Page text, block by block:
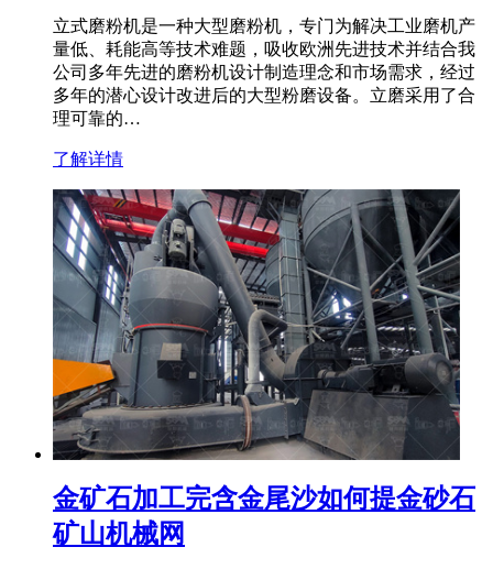
立式磨粉机是一种大型磨粉机，专门为解决工业磨机产
量低、耗能高等技术难题，吸收欧洲先进技术并结合我
公司多年先进的磨粉机设计制造理念和市场需求，经过
多年的潜心设计改进后的大型粉磨设备。立磨采用了合
理可靠的…
了解详情
金矿石加工完含金尾沙如何提金砂石
矿山机械网